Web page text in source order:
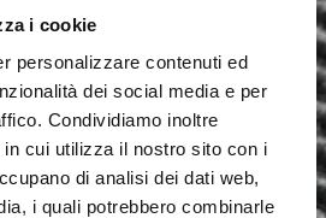
i cookie
personalizzare contenuti ed
dei social media e per
Condividiamo inoltre
cui utilizza il nostro sito con i
di analisi dei dati web,
i quali potrebbero combinarle